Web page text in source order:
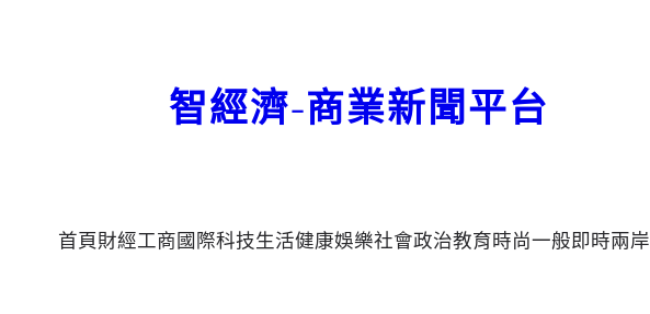
智經濟-商業新聞平台
首頁財經工商國際科技生活健康娛樂社會政治教育時尚一般即時兩岸